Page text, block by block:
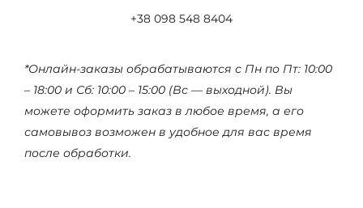
+38 098 548 8404
*Онлайн-заказы обрабатываются с Пн по Пт: 10:00
– 18:00 и Сб: 10:00 – 15:00 (Вс — выходной). Вы
можете оформить заказ в любое время, а его
самовывоз возможен в удобное для вас время
после обработки.